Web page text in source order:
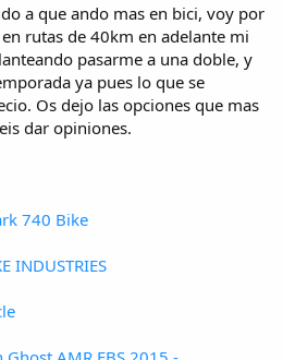
a que ando mas en bici, voy por
rutas de 40km en adelante mi
pasarme a una doble, y
ya pues lo que se
Os dejo las opciones que mas
dar opiniones.
740 Bike
INDUSTRIES